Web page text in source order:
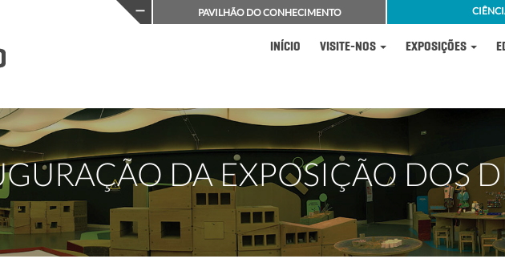
PAVILHÃO DO CONHECIMENTO
INÍCIO VISITE-NOS EXPOSIÇÕES
DA EXPOSIÇÃO DOS